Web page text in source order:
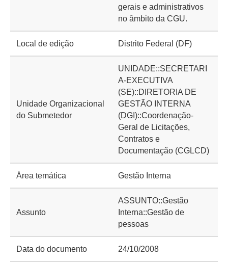
gerais e administrativos
no âmbito da CGU.
Local de edição Distrito Federal (DF)
Unidade Organizacional
do Submetedor
UNIDADE::SECRETARI
A-EXECUTIVA
(SE)::DIRETORIA DE
GESTÃO INTERNA
(DGI)::Coordenação-
Geral de Licitações,
Contratos e
Documentação (CGLCD)
Área temática Gestão Interna
Assunto
ASSUNTO::Gestão
Interna::Gestão de
pessoas
Data do documento 24/10/2008